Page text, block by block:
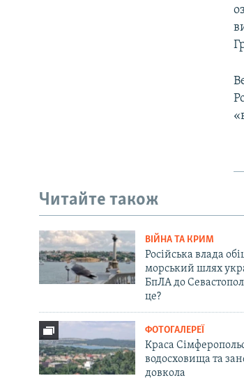
Читайте також
ВІЙНА ТА КРИМ
Російська влада
морський шлях
БпЛА до
це?
ФОТОГАЛЕРЕЇ
Краса
водосховища та
довкола